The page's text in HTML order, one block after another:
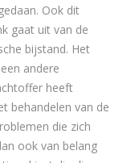
Ook dit
gaat uit van de
bijstand. Het
andere
heeft
behandelen van de
die zich
ook van belang